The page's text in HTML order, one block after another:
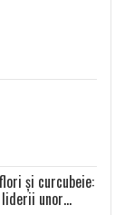
și curcubeie:
liderii unor